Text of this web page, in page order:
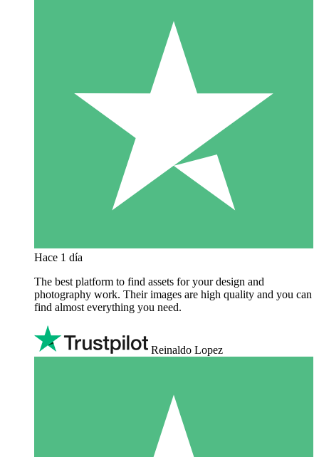
Hace 1 día
The best platform to find assets for your design and
photography work. Their images are high quality and you can
find almost everything you need.
Reinaldo Lopez